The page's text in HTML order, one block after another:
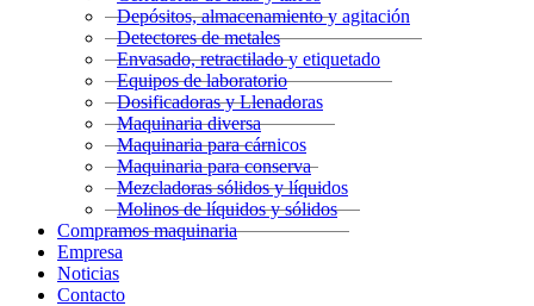
Depósitos, almacenamiento y agitación
Detectores de metales
Envasado, retractilado y etiquetado
Equipos de laboratorio
Dosificadoras y Llenadoras
Maquinaria diversa
Maquinaria para cárnicos
Maquinaria para conserva
Mezcladoras sólidos y líquidos
Molinos de líquidos y sólidos
Compramos maquinaria
Empresa
Noticias
Contacto